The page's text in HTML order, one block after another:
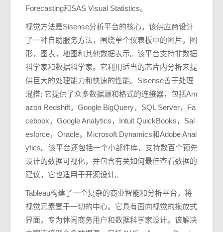
Forecasting和SAS Visual Statistics。
视觉方法是Sisense分析平台的核心。该供应商设计
了一种自助服务方法，围绕单个仪表板中的图片，图
形，图表，地图和其他数据表示。该平台支持非数据
科学家和数据科学家。它利用适当的芯片内分析来提
供巨大的处理能力和快速的性能。Sisense善于处理
混搭; 它提供了众多数据源和格式的连接器，包括Am
azon Redshift，Google BigQuery，SQL Server，Fa
cebook，Google Analytics，Intuit QuickBooks，Sal
esforce，Oracle，Microsoft Dynamics和Adobe Anal
ytics。该平台还包括一个小部件库，支持数百个预先
设计的数据可视化，并包含有关如何最佳查看数据的
建议。它也适用于开源设计。
Tableau构建了一个复杂的商业智能和分析平台，将
视觉元素置于一切的中心。它具有面向视觉的拖放式
界面，专为休闲商务用户和数据科学家设计。该解决